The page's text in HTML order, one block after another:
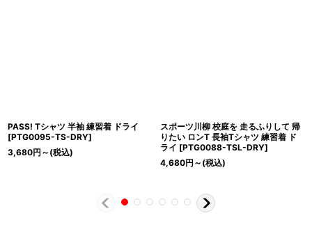
PASS! Tシャツ 半袖 練習着 ドライ
[PTG0095-TS-DRY]
3,680円 ～ (税込)
スポーツ川柳 校庭を 走るふりして 帰
りたい ロンT 長袖Tシャツ 練習着 ド
ライ [PTG0088-TSL-DRY]
4,680円 ～ (税込)